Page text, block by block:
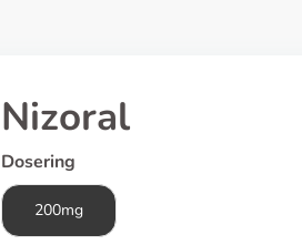
Nizoral
Dosering
200mg